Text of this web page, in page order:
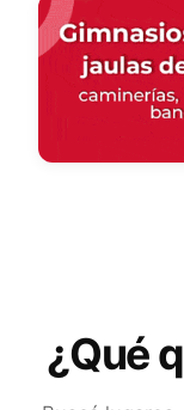
¿Qué